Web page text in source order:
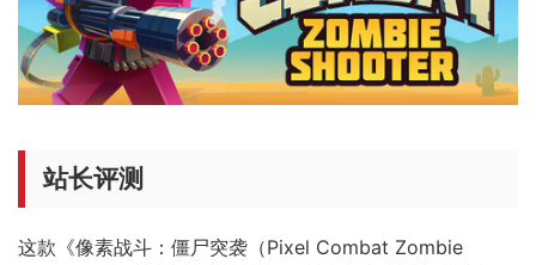
站长评测
这款《像素战斗：僵尸突袭（Pixel Combat Zombie